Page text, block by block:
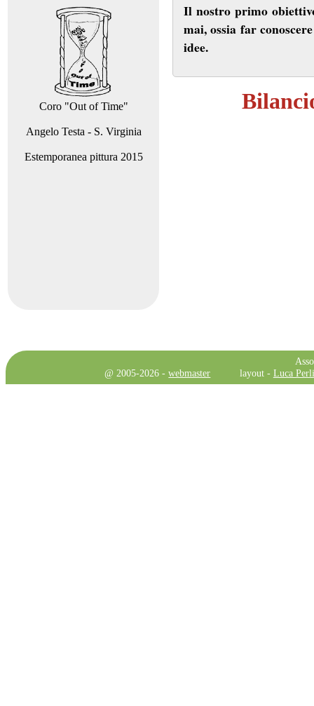
Coro "Out of Time"
Angelo Testa - S. Virginia
Estemporanea pittura 2015
Il nostro primo
mai, ossia far
idee.
@ 2005-2026 -webmaster layout - Luca